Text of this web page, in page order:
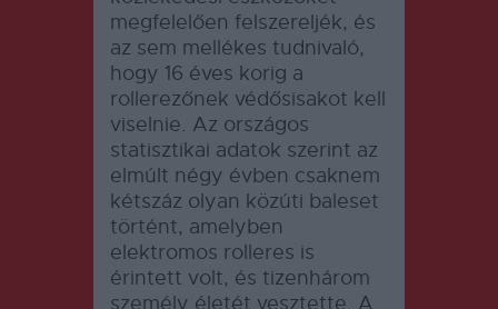
megfelelően felszereljék, és
az sem mellékes tudnivaló,
hogy 16 éves korig a
rollerezőnek védősisakot kell
viselnie. Az országos
statisztikai adatok szerint az
elmúlt négy évben csaknem
kétszáz olyan közúti baleset
történt, amelyben
elektromos rolleres is
érintett volt, és tizenhárom
személy életét vesztette. A